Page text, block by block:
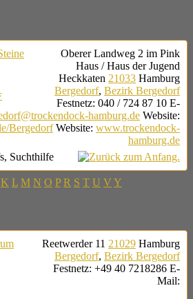
Oberer Landweg 2 im Pink
Haus / Haus der Jugend
Heckkaten 21033 Hamburg
Bergedorf, Bezirk Bergedorf
Festnetz: 040 / 724 87 10 E-
hamburg.de Website:
Bergedorf Website: www.trockendock-
hamburg.de
, Suchthilfe
K L M N O P R S T U V Y
Reetwerder 11 21029 Hamburg
Bergedorf, Bezirk Bergedorf
Festnetz: +49 40 7218286 E-
Mail: